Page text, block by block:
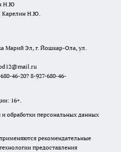
Н.Ю
Карелин Н.Ю.
Марий Эл, г. Йошкар-Ола, ул.
46-20? 8-927-680-46-
16+.
обработки персональных данных
рекомендательные
предоставления